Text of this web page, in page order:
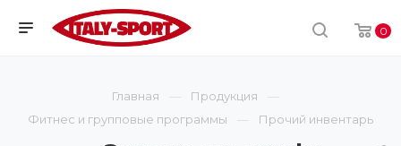
0
Главная
Продукция
Фитнес и групповые программы
Прочий инвентарь